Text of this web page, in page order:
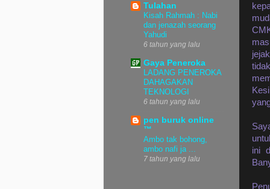
ini
Tulahan
Kisah Rahmah : Nabi
dan jenazah seorang
Yahudi
6 tahun yang lalu
Gaya Peneroka
LADANG PENEROKA
DAHAGAKAN
TEKNOLOGI
6 tahun yang lalu
pen buruk online
™
Ambo tak bohong,
ambo nafi ja ...
7 tahun yang lalu